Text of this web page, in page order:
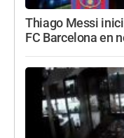
Thiago Messi
FC Barcelona en